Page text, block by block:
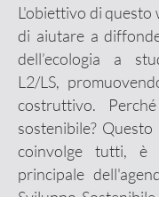
L'obiettivo di questo
di aiutare a
dell’ecologia a
L2/LS,
costruttivo.
sostenibile?
coinvolge tutti, è
principale